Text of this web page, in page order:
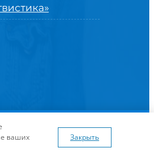
ваших
Закрыть